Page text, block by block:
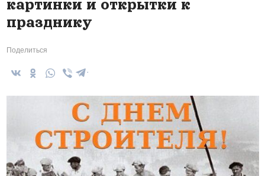
картинки и открытки к
празднику
Поделиться